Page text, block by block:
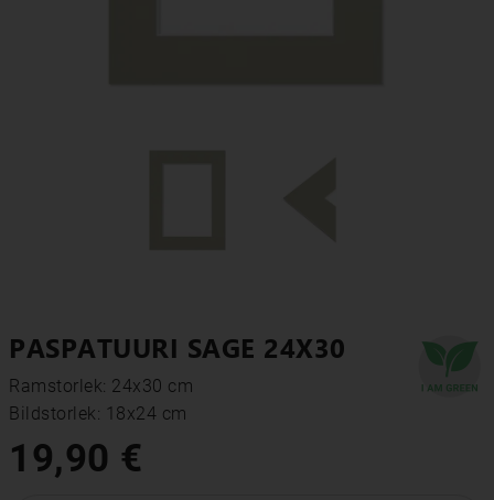
PASPATUURI SAGE 24X30
Ramstorlek: 24x30 cm
Bildstorlek: 18x24 cm
19,90 €